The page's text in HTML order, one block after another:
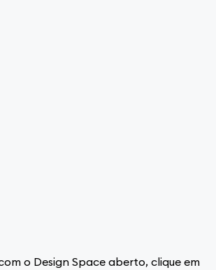
o Design Space aberto, clique em